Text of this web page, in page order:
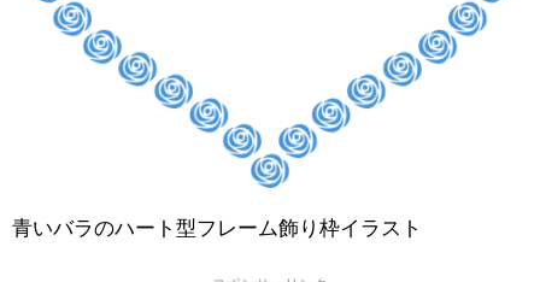
青いバラのハート型フレーム飾り枠イラスト